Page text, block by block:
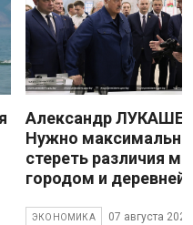
Александр
Нужно максимально
стереть различия
городом и деревней
ЭКОНОМИКА 07 августа 2026